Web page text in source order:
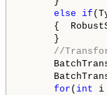
else
if
{
}
//
for ( int i